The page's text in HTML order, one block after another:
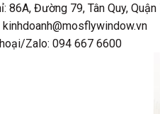
86A, Đường 79, Tân Quy,
kinhdoanh@mosflywindow.vn
Zalo: 094 667 6600